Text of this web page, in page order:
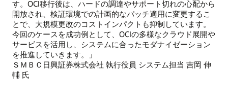
す。OCI移行後は、ハードの調達やサポート切れの心配から
開放され、検証環境での計画的なパッチ適用に変更するこ
とで、大規模更改のコストインパクトも抑制しています。
今回のケースを成功例として、OCIの多様なクラウド展開や
サービスを活用し、システムに合ったモダナイゼーション
を推進していきます。」
ＳＭＢＣ日興証券株式会社 執行役員 システム担当 吉岡 伸
輔 氏